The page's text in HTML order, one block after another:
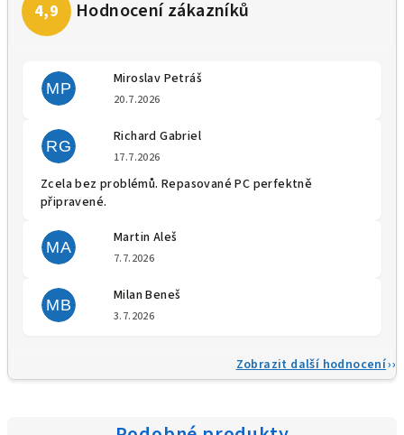
MP
Miroslav Petráš
20.7.2026
RG
Richard Gabriel
17.7.2026
Zcela bez problémů. Repasované PC perfektně
připravené.
MA
Martin Aleš
7.7.2026
MB
Milan Beneš
3.7.2026
Zobrazit další hodnocení